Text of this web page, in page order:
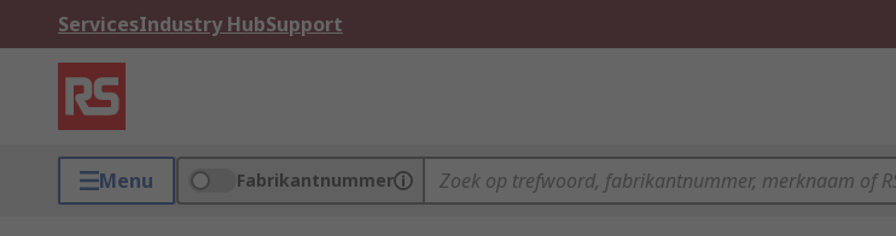
ServicesIndustry HubSupport
Menu Fabrikantnummer